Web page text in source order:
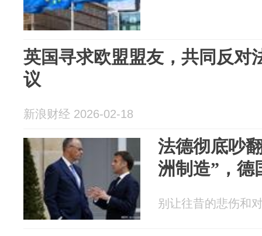
英国寻求欧盟盟友，共同反对
议
新浪财经 2026-02-18
法德彻底吵
洲制造”，德
别让往昔的悲伤和